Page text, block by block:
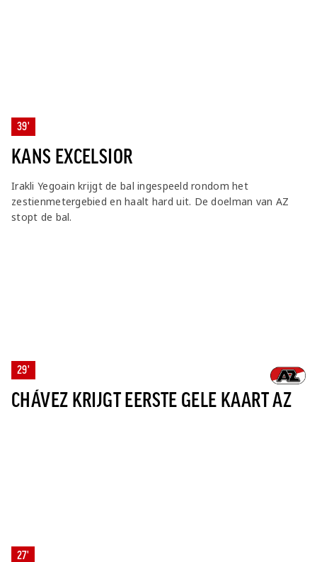
39'
KANS EXCELSIOR
Irakli Yegoain krijgt de bal ingespeeld rondom het
zestienmetergebied en haalt hard uit. De doelman van AZ
stopt de bal.
29'
CHÁVEZ KRIJGT EERSTE GELE KAART AZ
27'